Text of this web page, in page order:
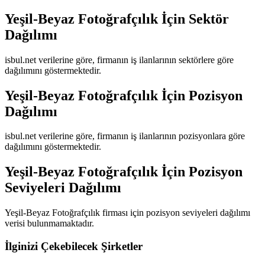
Yeşil-Beyaz Fotoğrafçılık İçin Sektör
Dağılımı
isbul.net verilerine göre, firmanın iş ilanlarının sektörlere göre
dağılımını göstermektedir.
Yeşil-Beyaz Fotoğrafçılık İçin Pozisyon
Dağılımı
isbul.net verilerine göre, firmanın iş ilanlarının pozisyonlara göre
dağılımını göstermektedir.
Yeşil-Beyaz Fotoğrafçılıkİçin Pozisyon
Seviyeleri Dağılımı
Yeşil-Beyaz Fotoğrafçılık firması için pozisyon seviyeleri dağılımı
verisi bulunmamaktadır.
İlginizi Çekebilecek Şirketler